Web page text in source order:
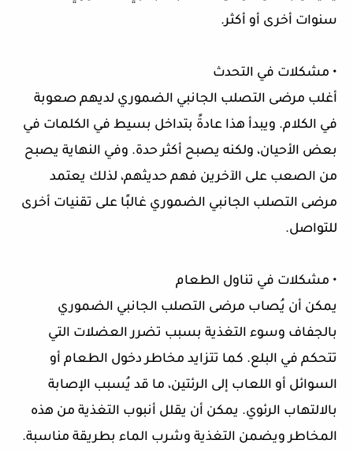
سنوات أخرى أو أكثر.
• مشكلات في التحدث
أغلب مرضى التصلب الجانبي الضموري لديهم صعوبة
في الكلام. ويبدأ هذا عادةً بتداخل بسيط في الكلمات في
بعض الأحيان، ولكنه يصبح أكثر حدة. وفي النهاية يصبح
من الصعب على الآخرين فهم حديثهم، لذلك يعتمد
مرضى التصلب الجانبي الضموري غالبًا على تقنيات أخرى
للتواصل.
• مشكلات في تناول الطعام
يمكن أن يُصاب مرضى التصلب الجانبي الضموري
بالجفاف وسوء التغذية بسبب تضرر العضلات التي
تتحكم في البلع. كما تتزايد مخاطر دخول الطعام أو
السوائل أو اللعاب إلى الرئتين، ما قد يُسبب الإصابة
بالالتهاب الرئوي. يمكن أن يقلل أنبوب التغذية من هذه
المخاطر ويضمن التغذية وشرب الماء بطريقة مناسبة.